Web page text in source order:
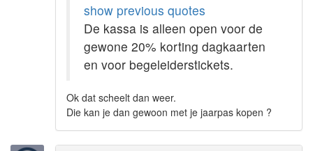
show previous quotes
De kassa is alleen open voor de
gewone 20% korting dagkaarten
en voor begeleiderstickets.
Ok dat scheelt dan weer.
Die kan je dan gewoon met je jaarpas kopen ?